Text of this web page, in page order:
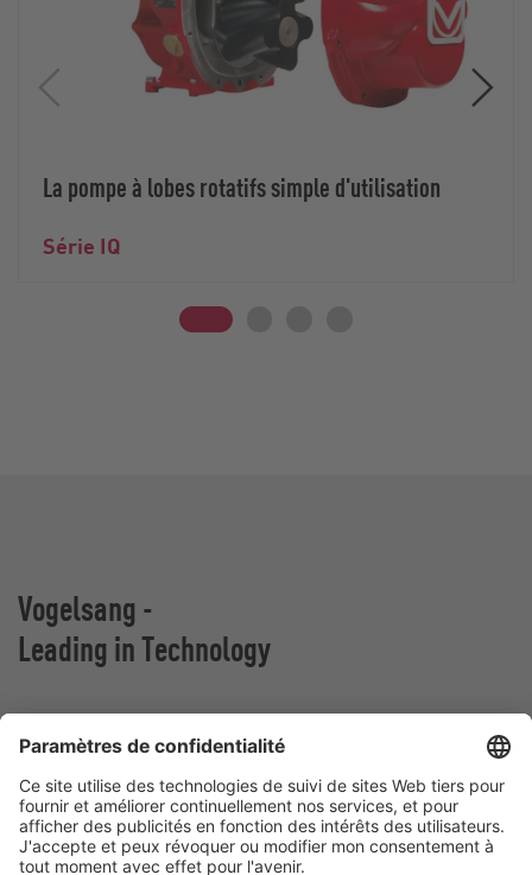
La pompe à lobes rotatifs simple d'utilisation
Série IQ
Vogelsang -
Leading in Technology
VOGELSANG BELGIUM N.V.
Slingerstraat 50
8820 Torhout